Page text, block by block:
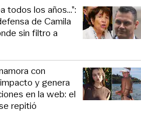
todos los años...”:
de Camila
sin filtro a
con
y genera
en la web: el
repitió